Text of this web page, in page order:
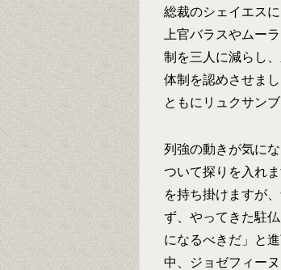
総裁のシェイエス
上官バラスやムー
制を三人に減らし
体制を認めさせま
ともにリュクサン
列強の動きが気に
ついて探りを入れ
を持ち掛けますが
ず、やってきた駐
になるべきだ」と
中、ジョゼフィー